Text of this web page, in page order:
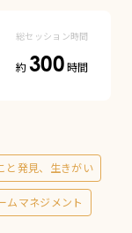
総セッション時間
300
と発見、生きがい
ムマネジメント